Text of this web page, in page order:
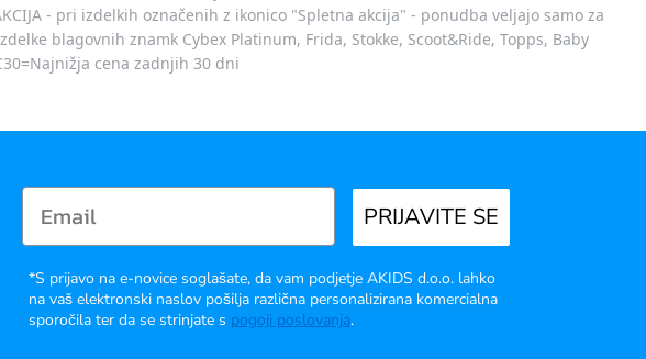
- pri izdelkih označenih z ikonico "Spletna akcija" - ponudba veljajo samo za
blagovnih znamk Cybex Platinum, Frida, Stokke, Scoot&Ride, Topps, Baby
cena zadnjih 30 dni
PRIJAVITE SE
*S prijavo na e-novice soglašate, da vam podjetje AKIDS d.o.o. lahko
na vaš elektronski naslov pošilja različna personalizirana komercialna
sporočila ter da se strinjate s pogoji poslovanja.